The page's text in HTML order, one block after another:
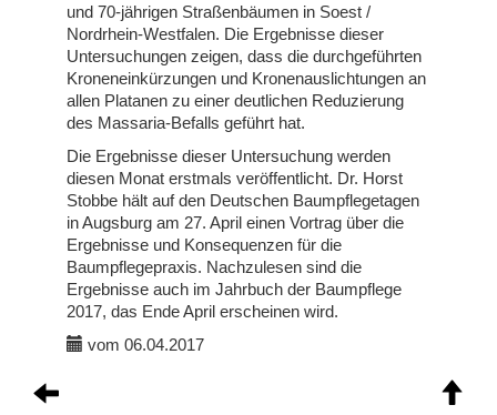
und 70-jährigen Straßenbäumen in Soest /
Nordrhein-Westfalen. Die Ergebnisse dieser
Untersuchungen zeigen, dass die durchgeführten
Kroneneinkürzungen und Kronenauslichtungen an
allen Platanen zu einer deutlichen Reduzierung
des Massaria-Befalls geführt hat.
Die Ergebnisse dieser Untersuchung werden
diesen Monat erstmals veröffentlicht. Dr. Horst
Stobbe hält auf den Deutschen Baumpflegetagen
in Augsburg am 27. April einen Vortrag über die
Ergebnisse und Konsequenzen für die
Baumpflegepraxis. Nachzulesen sind die
Ergebnisse auch im Jahrbuch der Baumpflege
2017, das Ende April erscheinen wird.
vom 06.04.2017